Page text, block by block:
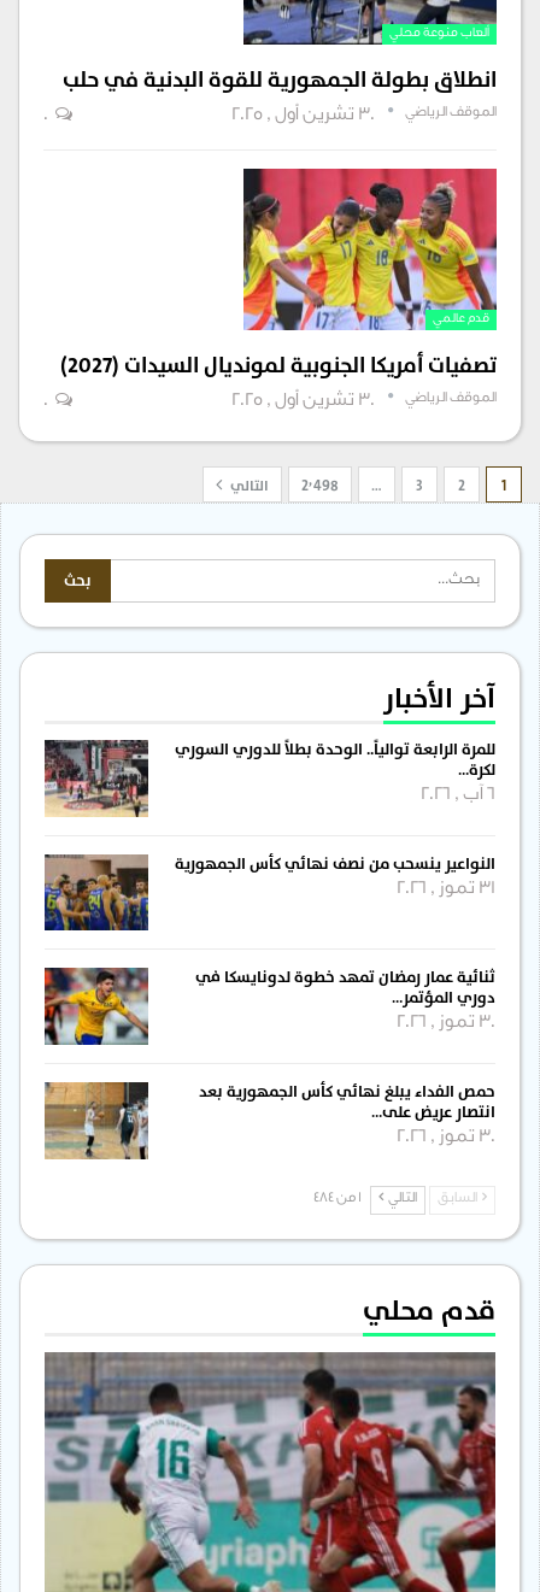
ألعاب منوعة محلي
انطلاق بطولة الجمهورية للقوة البدنية في حلب
الموقف الرياضي 30 تشرين أول , 2025 0
قدم عالمي
تصفيات أمريكا الجنوبية لمونديال السيدات (2027)
الموقف الرياضي 30 تشرين أول , 2025 0
2٬498 التالي
آخر الأخبار
للمرة الرابعة توالياً.. الوحدة بطلاً للدوري السوري
لكرة…
النواعير ينسحب من نصف نهائي كأس الجمهورية
31 تموز , 2026
ثنائية عمار رمضان تمهد خطوة لدونايسكا في
دوري المؤتمر…
30 تموز , 2026
حمص الفداء يبلغ نهائي كأس الجمهورية بعد
انتصار عريض على…
30 تموز , 2026
السابق التالي
قدم محلي